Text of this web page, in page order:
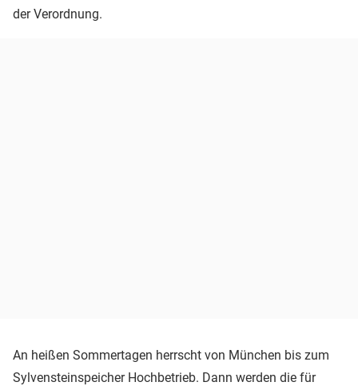
der Verordnung.
An heißen Sommertagen herrscht von München bis zum
Sylvensteinspeicher Hochbetrieb. Dann werden die für